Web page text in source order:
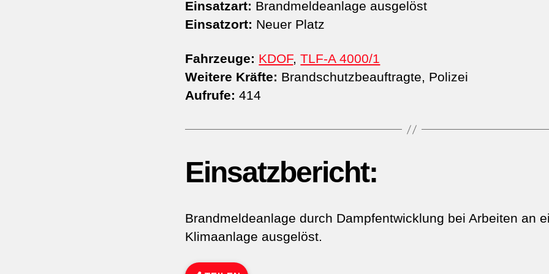
Einsatzart: Brandmeldeanlage ausgelöst
Einsatzort: Neuer Platz
Fahrzeuge: KDOF,TLF-A 4000/1
Weitere Kräfte: Brandschutzbeauftragte, Polizei
Aufrufe: 414
Einsatzbericht:
Brandmeldeanlage durch Dampfentwicklung bei Arbeiten an
Klimaanlage ausgelöst.